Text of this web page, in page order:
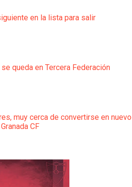
en la lista para salir
se queda en Tercera Federación
muy cerca de convertirse en nuevo
CF